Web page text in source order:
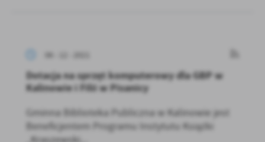
06 - 12 - 2021
Dotacja na sprzęt komputerowy dla GBP w
Kalinowie i Filii w Pisanicy
Gminna Biblioteka Publiczna w Kalinowie jest
Beneficjentem Programu Instytutu Książki